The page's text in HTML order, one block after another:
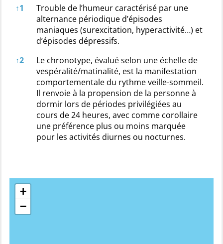
↑1
Trouble de l’humeur caractérisé par une
alternance périodique d’épisodes
maniaques (surexcitation, hyperactivité…) et
d’épisodes dépressifs.
↑2
Le chronotype, évalué selon une échelle de
vespéralité/matinalité, est la manifestation
comportementale du rythme veille-sommeil.
Il renvoie à la propension de la personne à
dormir lors de périodes privilégiées au
cours de 24 heures, avec comme corollaire
une préférence plus ou moins marquée
pour les activités diurnes ou nocturnes.
+
−